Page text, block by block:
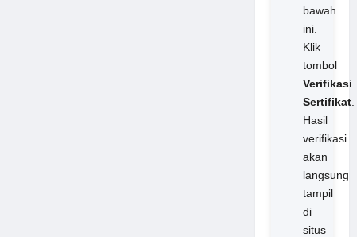
bawah
ini.
Klik
tombol
Verifikasi
Sertifikat.
Hasil
verifikasi
akan
langsung
tampil
di
situs